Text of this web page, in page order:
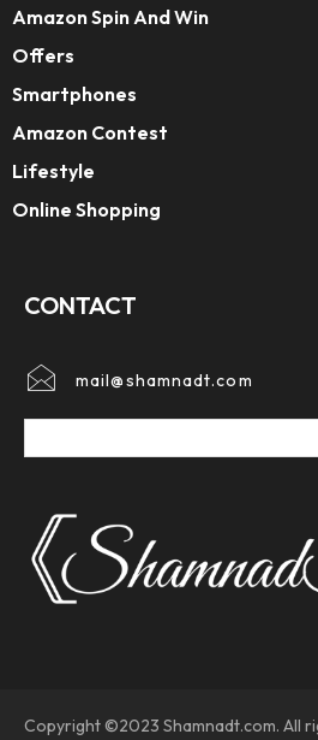
Amazon Spin And Win
Offers
Smartphones
Amazon Contest
Lifestyle
Online Shopping
CONTACT
mail@shamnadt.com
Copyright ©2023 Shamnadt.com. All